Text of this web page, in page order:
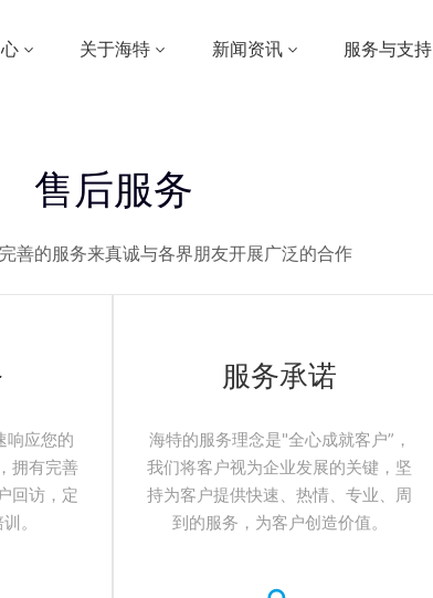
关于海特 新闻资讯 服务与支持
SERVICE
售后服务
善的服务来真诚与各界朋友开展广泛的合作
响应您的
拥有完善
回访，定
。
服务承诺
海特的服务理念是"全心成就客户”，
我们将客户视为企业发展的关键，坚
持为客户提供快速、热情、专业、周
到的服务，为客户创造价值。